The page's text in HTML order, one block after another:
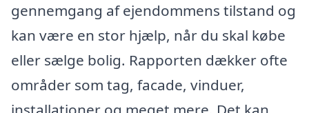
gennemgang af ejendommens tilstand og
kan være en stor hjælp, når du skal købe
eller sælge bolig. Rapporten dækker ofte
områder som tag, facade, vinduer,